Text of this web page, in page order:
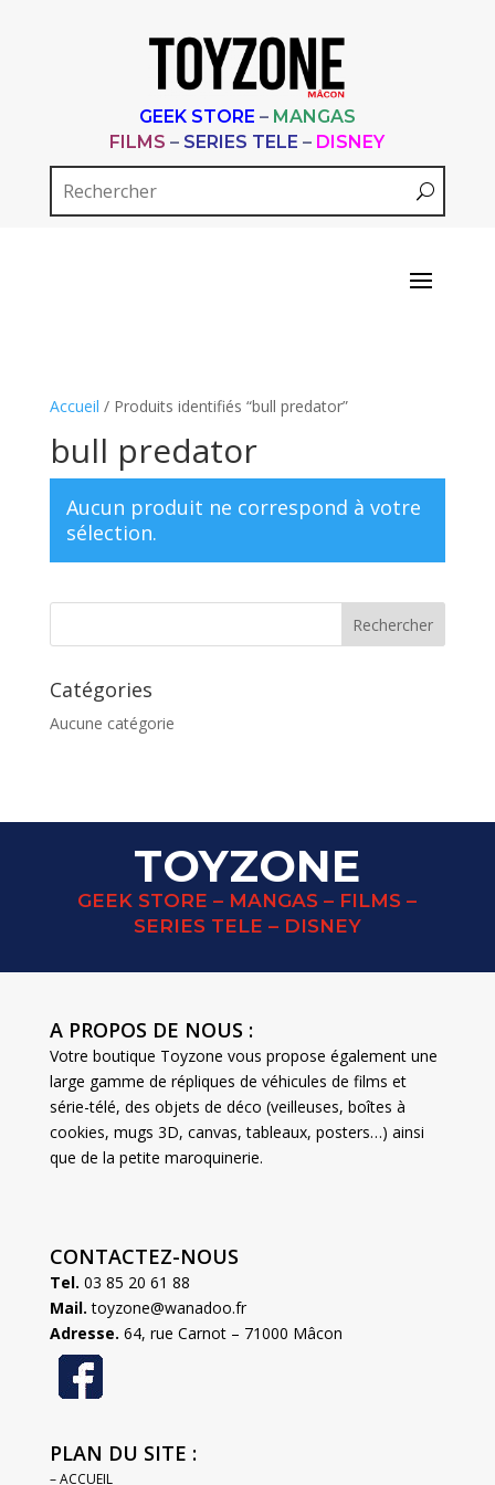
GEEK STORE – MANGAS
FILMS – SERIES TELE – DISNEY
Accueil / Produits identifiés “bull predator”
bull predator
Aucun produit ne correspond à votre
sélection.
Catégories
Aucune catégorie
TOYZONE
GEEK STORE – MANGAS – FILMS –
SERIES TELE – DISNEY
A PROPOS DE NOUS :
Votre boutique Toyzone vous propose également une
large gamme de répliques de véhicules de films et
série-télé, des objets de déco (veilleuses, boîtes à
cookies, mugs 3D, canvas, tableaux, posters…) ainsi
que de la petite maroquinerie.
CONTACTEZ-NOUS
Tel. 03 85 20 61 88
Mail. toyzone@wanadoo.fr
Adresse. 64, rue Carnot – 71000 Mâcon
PLAN DU SITE :
– ACCUEIL